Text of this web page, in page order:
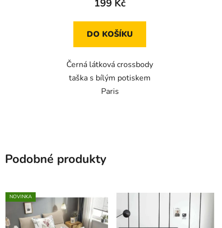
199 Kč
DO KOŠÍKU
Černá látková crossbody
taška s bílým potiskem
Paris
Podobné produkty
NOVINKA